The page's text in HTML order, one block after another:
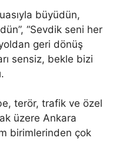
büyüdün,
“Sevdik seni her
geri dönüş
sensiz, bekle bizi
terör, trafik ve özel
üzere Ankara
birimlerinden çok